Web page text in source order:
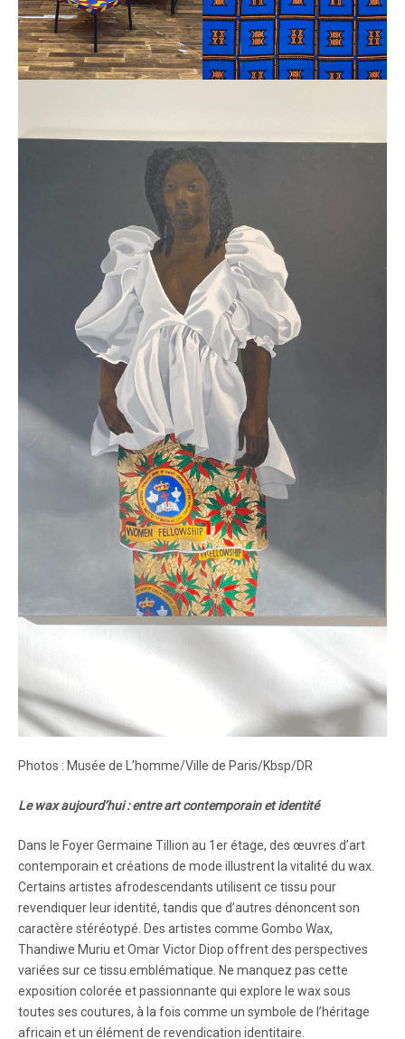
Photos : Musée de L’homme/Ville de Paris/Kbsp/DR
Le wax aujourd’hui : entre art contemporain et identité
Dans le Foyer Germaine Tillion au 1er étage, des œuvres d’art
contemporain et créations de mode illustrent la vitalité du wax.
Certains artistes afrodescendants utilisent ce tissu pour
revendiquer leur identité, tandis que d’autres dénoncent son
caractère stéréotypé. Des artistes comme Gombo Wax,
Thandiwe Muriu et Omar Victor Diop offrent des perspectives
variées sur ce tissu emblématique. Ne manquez pas cette
exposition colorée et passionnante qui explore le wax sous
toutes ses coutures, à la fois comme un symbole de l’héritage
africain et un élément de revendication identitaire.